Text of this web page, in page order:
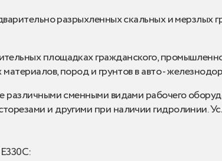
разрыхленных скальных и мерзлых
площадках гражданского,
пород и грунтов в авто -
различными сменными видами рабочего
и другими при наличии гидролинии.